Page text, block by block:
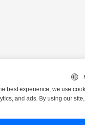
best experience, we use
and ads. By using our